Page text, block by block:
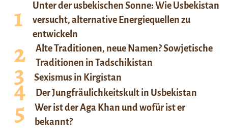
Unter der usbekischen Sonne: Wie Usbekistan
versucht, alternative Energiequellen zu
entwickeln
Alte Traditionen, neue Namen? Sowjetische
Traditionen in Tadschikistan
Sexismus in Kirgistan
Der Jungfräulichkeitskult in Usbekistan
Wer ist der Aga Khan und wofür ist er
bekannt?